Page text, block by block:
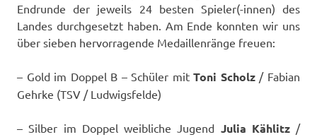
Endrunde der jeweils 24 besten Spieler(-innen) des
Landes durchgesetzt haben. Am Ende konnten wir uns
über sieben hervorragende Medaillenränge freuen:
– Gold im Doppel B – Schüler mitToni Scholz/ Fabian
Gehrke (TSV / Ludwigsfelde)
– Silber im Doppel weibliche Jugend Julia Kählitz/